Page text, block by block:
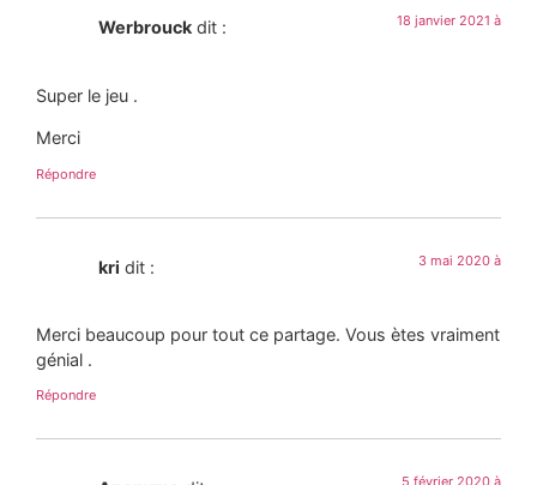
Werbrouck dit : 18 janvier 2021 à
Super le jeu .
Merci
Répondre
kri dit : 3 mai 2020 à
Merci beaucoup pour tout ce partage. Vous ètes vraiment
génial .
Répondre